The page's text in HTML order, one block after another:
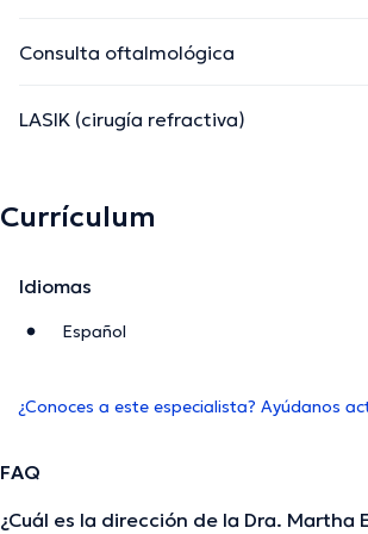
Consulta oftalmológica
LASIK (cirugía refractiva)
Currículum
Idiomas
Español
¿Conoces a este especialista? Ayúdanos
FAQ
¿Cuál es la dirección de la Dra. Martha